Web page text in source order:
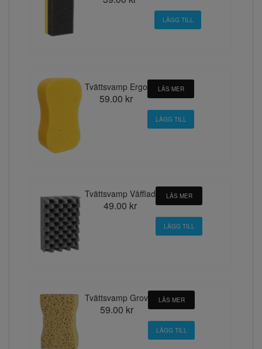
Tvättsvamp Ergo
59.00 kr
LÄS MER
Tvättsvamp Våfflad
49.00 kr
LÄS MER
Tvättsvamp Grov
59.00 kr
LÄS MER